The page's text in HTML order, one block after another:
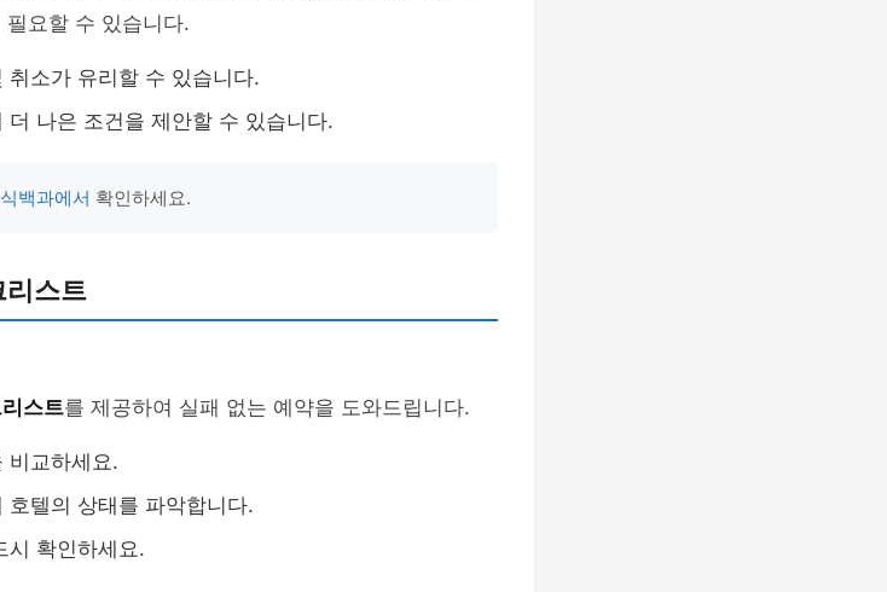
필요할 수 있습니다.
취소가 유리할 수 있습니다.
나은 조건을 제안할 수 있습니다.
백과에서 확인하세요.
리스트
스트를 제공하여 실패 없는 예약을 도와드립니다.
비교하세요.
텔의 상태를 파악합니다.
시 확인하세요.